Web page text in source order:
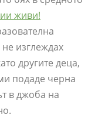
живи!
изглеждах
другите деца,
подаде черна
в джоба на